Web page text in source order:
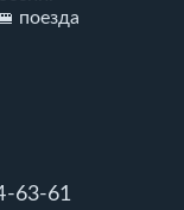
поезда
63-61